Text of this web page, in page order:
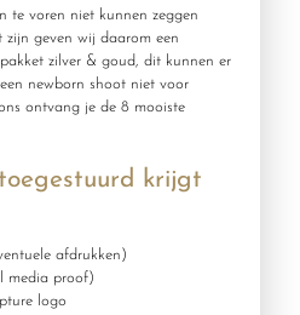
te voren niet kunnen zeggen
zijn geven wij daarom een
zilver & goud, dit kunnen er
newborn shoot niet voor
ontvang je de 8 mooiste
krijgt
afdrukken)
media proof)
logo